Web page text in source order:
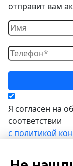
отправит вам
Я согласен на
соответствии
с политикой